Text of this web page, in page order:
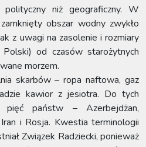
niż geograficzny. W
obszar wodny zwykło
z uwagi na zasolenie i rozmiary
od czasów starożytnych
morzem.
skarbów – ropa naftowa, gaz
kawior z jesiotra. Do tych
państw – Azerbejdżan,
Iran i Rosja. Kwestia terminologii
Związek Radziecki, ponieważ